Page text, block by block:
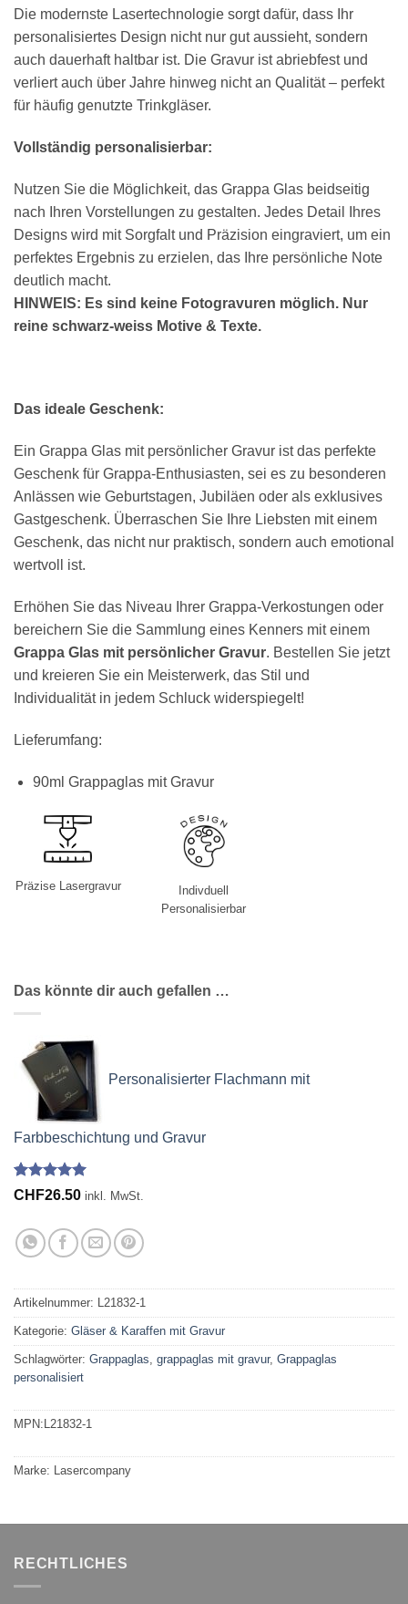
Die modernste Lasertechnologie sorgt dafür, dass Ihr
personalisiertes Design nicht nur gut aussieht, sondern
auch dauerhaft haltbar ist. Die Gravur ist abriebfest und
verliert auch über Jahre hinweg nicht an Qualität – perfekt
für häufig genutzte Trinkgläser.
Vollständig personalisierbar:
Nutzen Sie die Möglichkeit, das Grappa Glas beidseitig
nach Ihren Vorstellungen zu gestalten. Jedes Detail Ihres
Designs wird mit Sorgfalt und Präzision eingraviert, um ein
perfektes Ergebnis zu erzielen, das Ihre persönliche Note
deutlich macht.
HINWEIS: Es sind keine Fotogravuren möglich. Nur
reine schwarz-weiss Motive & Texte.
Das ideale Geschenk:
Ein Grappa Glas mit persönlicher Gravur ist das perfekte
Geschenk für Grappa-Enthusiasten, sei es zu besonderen
Anlässen wie Geburtstagen, Jubiläen oder als exklusives
Gastgeschenk. Überraschen Sie Ihre Liebsten mit einem
Geschenk, das nicht nur praktisch, sondern auch emotional
wertvoll ist.
Erhöhen Sie das Niveau Ihrer Grappa-Verkostungen oder
bereichern Sie die Sammlung eines Kenners mit einem
Grappa Glas mit persönlicher Gravur. Bestellen Sie jetzt
und kreieren Sie ein Meisterwerk, das Stil und
Individualität in jedem Schluck widerspiegelt!
Lieferumfang:
90ml Grappaglas mit Gravur
Präzise Lasergravur
Indivduell
Personalisierbar
Das könnte dir auch gefallen …
Personalisierter Flachmann mit
Farbbeschichtung und Gravur
Bewertet
mit 4.95
basierend
auf
42
CHF26.50 inkl. MwSt.
Artikelnummer: L21832-1
Kategorie: Gläser & Karaffen mit Gravur
Schlagwörter: Grappaglas, grappaglas mit gravur, Grappaglas
personalisiert
MPN: L21832-1
Marke: Lasercompany
RECHTLICHES